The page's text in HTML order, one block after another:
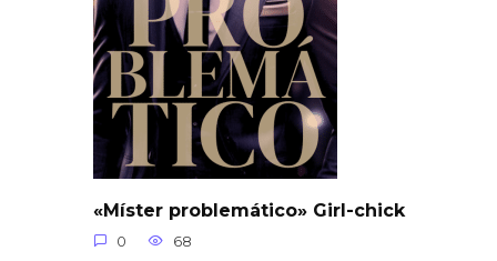
«Míster problemático» Girl-chick
0 68